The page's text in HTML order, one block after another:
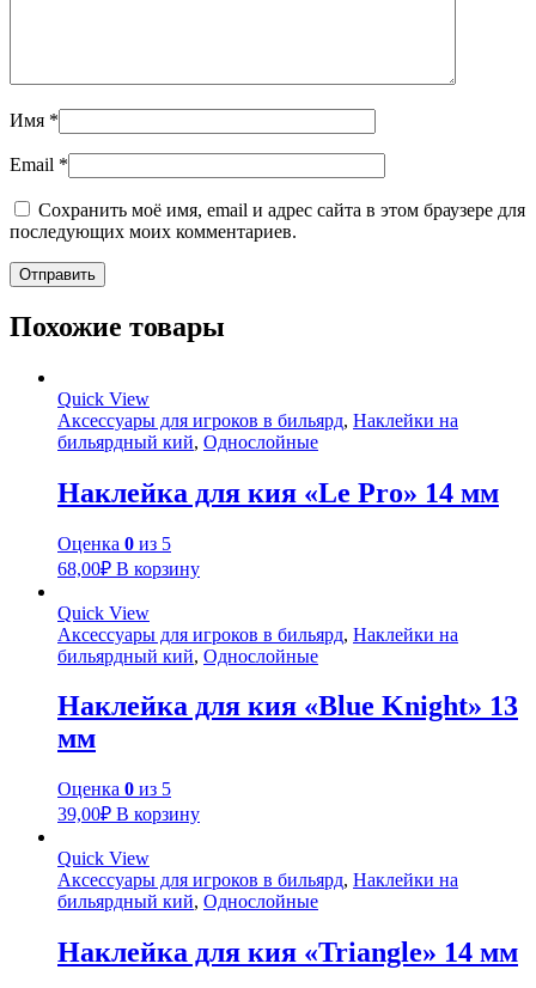
Имя *
Email *
Сохранить моё имя, email и адрес сайта в этом браузере для
последующих моих комментариев.
Похожие товары
Quick View
Аксессуары для игроков в бильярд, Наклейки на
бильярдный кий, Однослойные
Наклейка для кия «Le Pro» 14 мм
Оценка 0 из 5
68,00₽ В корзину
Quick View
Аксессуары для игроков в бильярд, Наклейки на
бильярдный кий, Однослойные
Наклейка для кия «Blue Knight» 13
мм
Оценка 0 из 5
39,00₽ В корзину
Quick View
Аксессуары для игроков в бильярд, Наклейки на
бильярдный кий, Однослойные
Наклейка для кия «Triangle» 14 мм